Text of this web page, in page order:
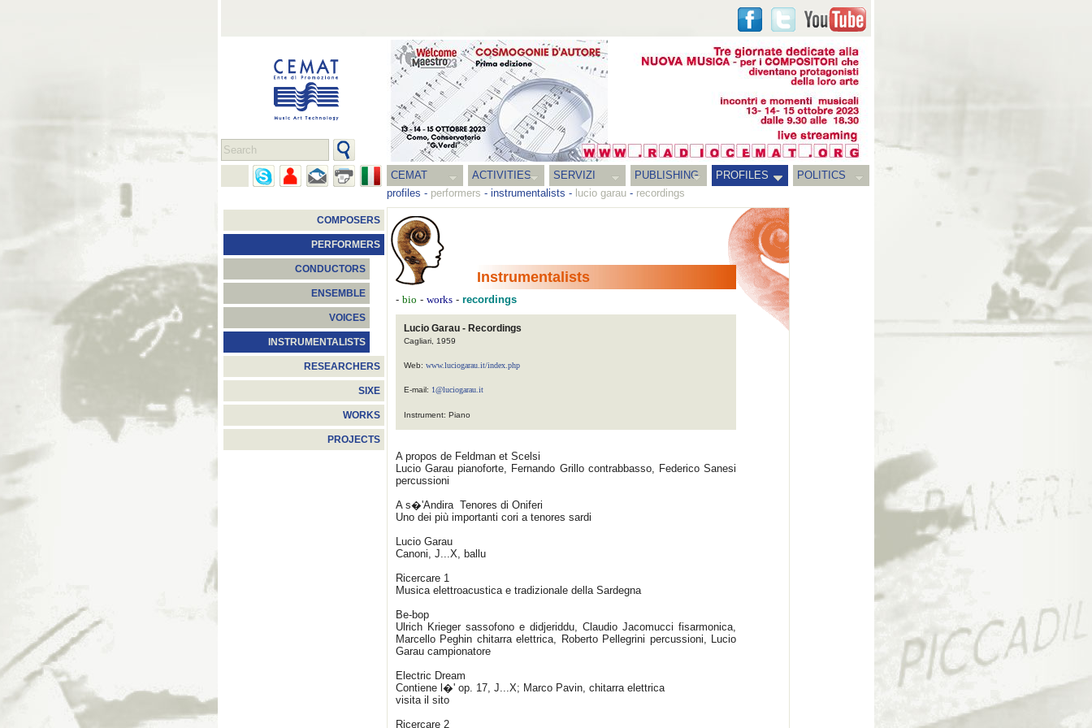
CEMAT ACTIVITIES SERVIZI PUBLISHING PROFILES
POLITICS
profiles - performers - instrumentalists - lucio garau - recordings
COMPOSERS
PERFORMERS
CONDUCTORS
ENSEMBLE
VOICES
INSTRUMENTALISTS
RESEARCHERS
SIXE
WORKS
PROJECTS
Instrumentalists
- bio - works - recordings
Lucio Garau - Recordings
Cagliari, 1959
Web: www.luciogarau.it/index.php
E-mail: 1@luciogarau.it
Instrument: Piano
A propos de Feldman et Scelsi
Lucio Garau pianoforte, Fernando Grillo contrabbasso, Federico Sanesi
percussioni
A s�'Andira  Tenores di Oniferi
Uno dei più importanti cori a tenores sardi
Lucio Garau
Canoni, J...X, ballu
Ricercare 1
Musica elettroacustica e tradizionale della Sardegna
Be-bop
Ulrich Krieger sassofono e didjeriddu, Claudio Jacomucci fisarmonica,
Marcello Peghin chitarra elettrica, Roberto Pellegrini percussioni, Lucio
Garau campionatore
Electric Dream
Contiene l�' op. 17, J...X; Marco Pavin, chitarra elettrica
visita il sito
Ricercare 2